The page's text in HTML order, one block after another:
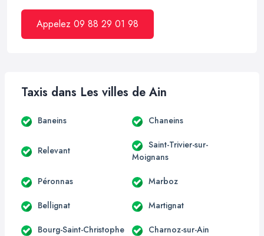
Appelez 09 88 29 01 98
Taxis dans Les villes de Ain
Baneins Chaneins
Relevant
Saint-Trivier-sur-
Moignans
Péronnas Marboz
Bellignat Martignat
Bourg-Saint-Christophe Charnoz-sur-Ain